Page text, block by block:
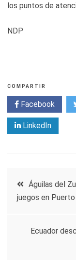
los puntos de
NDP
COMPARTIR
Facebook
LinkedIn
de
entradas
Águilas del
juegos en
Ecuador